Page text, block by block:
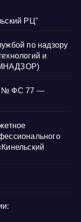
РЦ"
по надзору
и
№ ФС 77 —